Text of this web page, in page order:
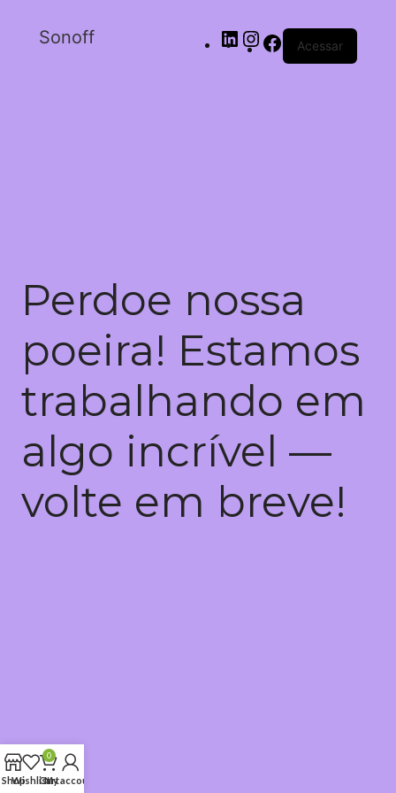
Sonoff Acessar
Perdoe nossa
poeira! Estamos
trabalhando em
algo incrível —
volte em breve!
ShopWishlist
0
Cart
My account